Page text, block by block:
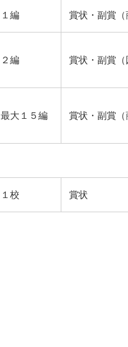
１編 賞状・副賞（
２編 賞状・副賞（
最大１５編 賞状・副賞（
１校 賞状